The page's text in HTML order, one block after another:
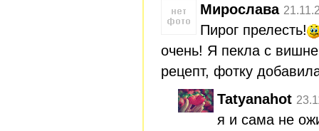
Мирослава
Пирог прелесть!
очень! Я пекла с
рецепт, фотку
Tatyanahot
я и сама не